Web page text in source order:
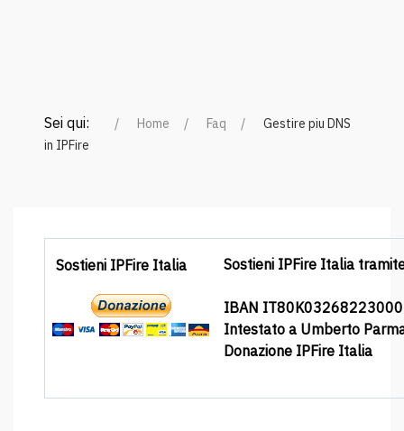
Sei qui: Home Faq
Gestire piu DNS
in IPFire
Sostieni IPFire Italia Sostieni IPFire Italia
IBAN
Intestato a Umberto
Donazione IPFire Italia